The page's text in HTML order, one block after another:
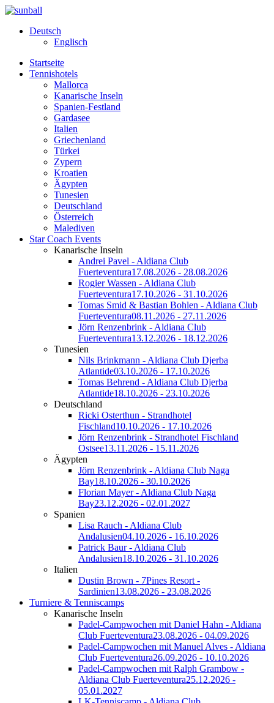
Deutsch
Englisch
Startseite
Tennishotels
Mallorca
Kanarische Inseln
Spanien-Festland
Gardasee
Italien
Griechenland
Türkei
Zypern
Kroatien
Ägypten
Tunesien
Deutschland
Österreich
Malediven
Star Coach Events
Kanarische Inseln
Andrei Pavel - Aldiana Club
Fuerteventura17.08.2026 - 28.08.2026
Rogier Wassen - Aldiana Club
Fuerteventura17.10.2026 - 31.10.2026
Tomas Smid & Bastian Bohlen - Aldiana Club
Fuerteventura08.11.2026 - 27.11.2026
Jörn Renzenbrink - Aldiana Club
Fuerteventura13.12.2026 - 18.12.2026
Tunesien
Nils Brinkmann - Aldiana Club Djerba
Atlantide03.10.2026 - 17.10.2026
Tomas Behrend - Aldiana Club Djerba
Atlantide18.10.2026 - 23.10.2026
Deutschland
Ricki Osterthun - Strandhotel
Fischland10.10.2026 - 17.10.2026
Jörn Renzenbrink - Strandhotel Fischland
Ostsee13.11.2026 - 15.11.2026
Ägypten
Jörn Renzenbrink - Aldiana Club Naga
Bay18.10.2026 - 30.10.2026
Florian Mayer - Aldiana Club Naga
Bay23.12.2026 - 02.01.2027
Spanien
Lisa Rauch - Aldiana Club
Andalusien04.10.2026 - 16.10.2026
Patrick Baur - Aldiana Club
Andalusien18.10.2026 - 31.10.2026
Italien
Dustin Brown - 7Pines Resort -
Sardinien13.08.2026 - 23.08.2026
Turniere & Tenniscamps
Kanarische Inseln
Padel-Campwochen mit Daniel Hahn - Aldiana
Club Fuerteventura23.08.2026 - 04.09.2026
Padel-Campwochen mit Manuel Alves - Aldiana
Club Fuerteventura26.09.2026 - 10.10.2026
Padel-Campwochen mit Ralph Grambow -
Aldiana Club Fuerteventura25.12.2026 -
05.01.2027